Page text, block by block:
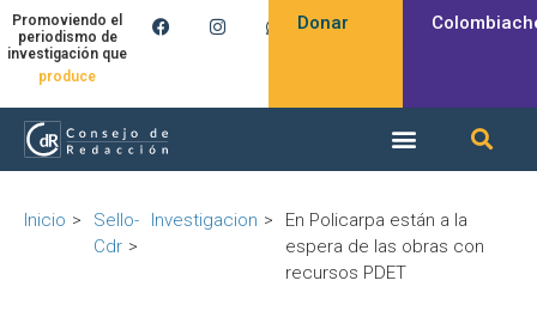
Promoviendo el
periodismo de
investigación que
produce
Donar
Inicio
Sello-
Cdr
Investigacion
En Policarpa están a la
espera de las obras con
recursos PDET